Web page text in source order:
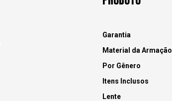
Garantia
Material da Armação
Por Gênero
Itens Inclusos
Lente